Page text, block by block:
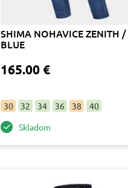
SHIMA NOHAVICE ZENITH /
BLUE
165.00 €
30 32 34 36 38
40
Skladom